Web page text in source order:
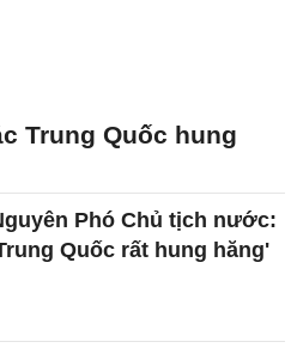
Trung Quốc hung
Phó Chủ tịch nước:
Quốc rất hung hăng'